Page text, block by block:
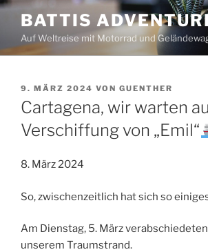
Zum
Inhalt
springen
BATTIS
Auf Weltreise mit Motorrad und
VERÖFFENTLICHT
AM
9. MÄRZ 2024 VON GUENTHER
Cartagena, wir warten
Verschiffung von „Emil“
8. März 2024
So, zwischenzeitlich hat sich so
Am Dienstag, 5. März
unserem Traumstrand.